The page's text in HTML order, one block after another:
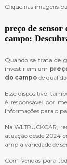
Clique nas imagens
preço de sensor
campo:
Quando se trata de
investir em um
do campo de
Esse dispositivo,
é responsável por
informações para o
Na WLTRUCKCAR,
atuação desde 2024
ampla variedade de
Com vendas para